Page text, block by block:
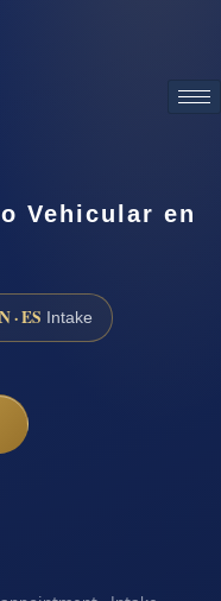
Vehicular en
· ES Intake